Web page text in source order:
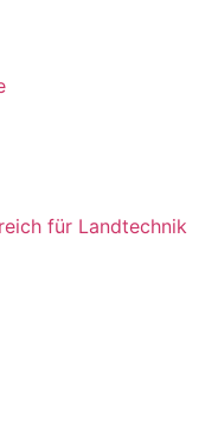
für Landtechnik